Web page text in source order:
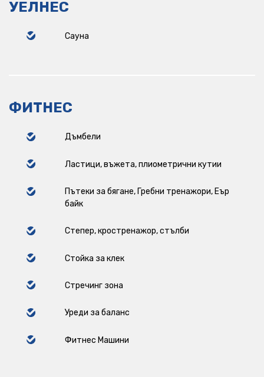
УЕЛНЕС
Сауна
ФИТНЕС
Дъмбели
Ластици, въжета, плиометрични кутии
Пътеки за бягане, Гребни тренажори, Еър
байк
Степер, кростренажор, стълби
Стойка за клек
Стречинг зона
Уреди за баланс
Фитнес Машини